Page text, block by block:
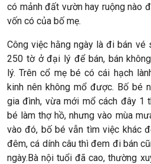
có mảnh đất vườn hay ruộng nào
vốn có của bố mẹ.
Công việc hằng ngày là đi bán vé
250 tờ ở đại lý để bán,bán
lý. Trên cổ mẹ bécó cái hạch
kinh nên không mổ được. Bố bé n
gia đình, vừa mới mổ cách đây 1
bé làm thợ hồ, nhưng vào mùa
vào đó, bố bé vẫn tìm việc khác
đêm, cá dính câu thì đem đi bán
ngày.Bà nội tuổi đã cao, thường